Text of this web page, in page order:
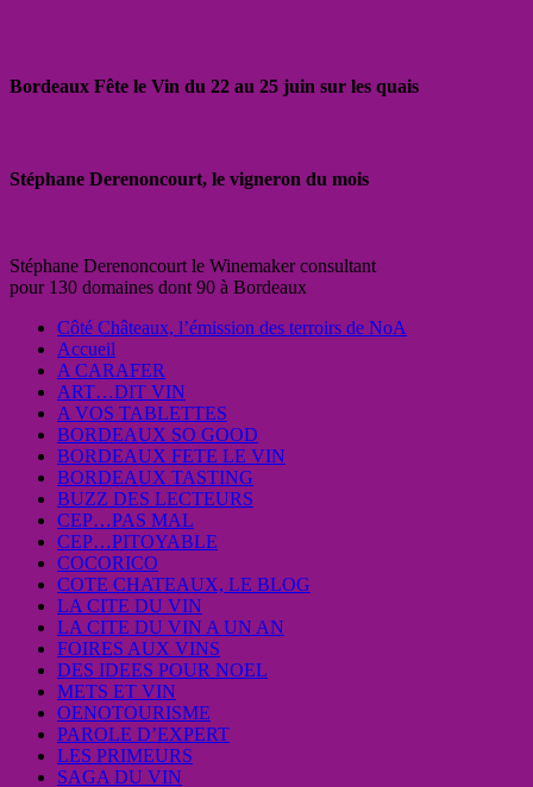
Bordeaux Fête le Vin du 22 au 25 juin sur les quais
Stéphane Derenoncourt, le vigneron du mois
Stéphane Derenoncourt le Winemaker consultant
pour 130 domaines dont 90 à Bordeaux
Côté Châteaux, l’émission des terroirs de NoA
Accueil
A CARAFER
ART…DIT VIN
A VOS TABLETTES
BORDEAUX SO GOOD
BORDEAUX FETE LE VIN
BORDEAUX TASTING
BUZZ DES LECTEURS
CEP…PAS MAL
CEP…PITOYABLE
COCORICO
COTE CHATEAUX, LE BLOG
LA CITE DU VIN
LA CITE DU VIN A UN AN
FOIRES AUX VINS
DES IDEES POUR NOEL
METS ET VIN
OENOTOURISME
PAROLE D’EXPERT
LES PRIMEURS
SAGA DU VIN